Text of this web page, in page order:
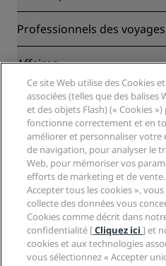
Radisson Rewards
Blog
Nouveaux et futurs hôtels
Application Radisson Hotels
Hôtels adaptés aux sportifs
Hôtels adaptés aux Familles
Santé et sécurité
Professionnels des voyages
Partenaires
Agents de voyages
Affaires
Radisson Hotel Group
Médias
Carrières RHG
Carrières PPHE
Carrières EHL
The Club by RHG
Opportunités de
Entreprise responsable
Approvisionnement
Légal
Centre de confidentialité
Mentions légales
Conditions générales
Contrat d’utilisation du site
Accessibilité numérique
Déclaration sur l’esclavage
Aide
Avis aux consommateurs
Contact
FAQ
Plan du site
Médias sociaux
Marques Radisson Hotels
Ce site Web utilise des Cookies
associées (telles que des balises
et des objets Flash) (« Cookies
fonctionne correctement et en
améliorer et personnaliser votre
de navigation, pour analyser le
Web, pour mémoriser vos
efforts de marketing et de
Accepter tous les cookies »,
collecte des données vous
Cookies comme décrit dans
confidentialité [Cliquez ici] et
cookies et aux technologies
vous sélectionnez « Accepter